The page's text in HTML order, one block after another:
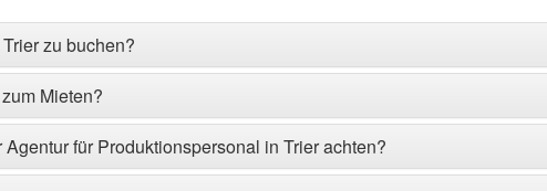
zu buchen?
Mieten?
für Produktionspersonal in Trier achten?